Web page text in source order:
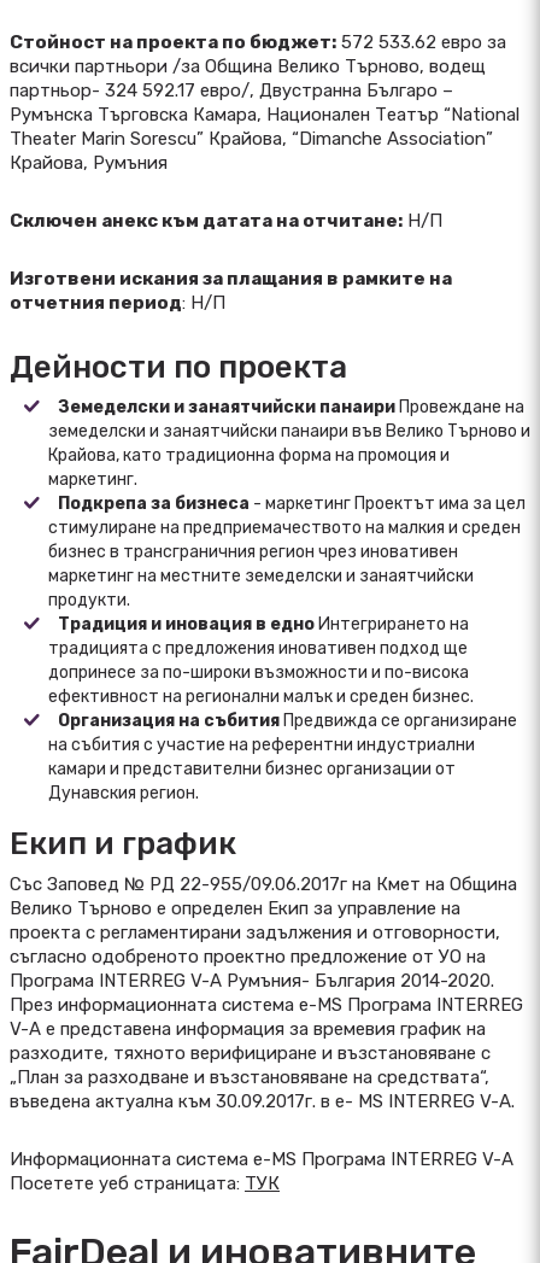
Стойност на проекта по бюджет: 572 533.62 евро за
всички партньори /за Община Велико Търново, водещ
партньор- 324 592.17 евро/, Двустранна Българо –
Румънска Търговска Камара, Национален Театър “National
Theater Marin Sorescu” Крайова, “Dimanche Association”
Крайова, Румъния
Сключен анекс към датата на отчитане: Н/П
Изготвени искания за плащания в рамките на
отчетния период: Н/П
Дейности по проекта
Земеделски и занаятчийски панаири Провеждане на
земеделски и занаятчийски панаири във Велико Търново и
Крайова, като традиционна форма на промоция и
маркетинг.
Подкрепа за бизнеса - маркетинг Проектът има за цел
стимулиране на предприемачеството на малкия и среден
бизнес в трансграничния регион чрез иновативен
маркетинг на местните земеделски и занаятчийски
продукти.
Традиция и иновация в едно Интегрирането на
традицията с предложения иновативен подход ще
допринесе за по-широки възможности и по-висока
ефективност на регионални малък и среден бизнес.
Организация на събития Предвижда се организиране
на събития с участие на референтни индустриални
камари и представителни бизнес организации от
Дунавския регион.
Екип и график
Със Заповед № РД 22-955/09.06.2017г на Кмет на Община
Велико Търново е определен Екип за управление на
проекта с регламентирани задължения и отговорности,
съгласно одобреното проектно предложение от УО на
Програма INTERREG V-A Румъния- България 2014-2020.
През информационната система е-MS Програма INTERREG
V-A е представена информация за времевия график на
разходите, тяхното верифициране и възстановяване с
„План за разходване и възстановяване на средствата“,
въведена актуална към 30.09.2017г. в е- MS INTERREG V-A.
Информационната система е-MS Програма INTERREG V-A
Посетете уеб страницата: ТУК
FairDeal и иновативните